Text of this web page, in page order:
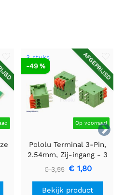

AFGEPRIJSD
3 stuks
Op voorraad
-49 %
Pololu Terminal 3-Pin,
2.54mm, Zij-ingang - 3
stuks
€ 3,55 € 1,80
Bekijk product